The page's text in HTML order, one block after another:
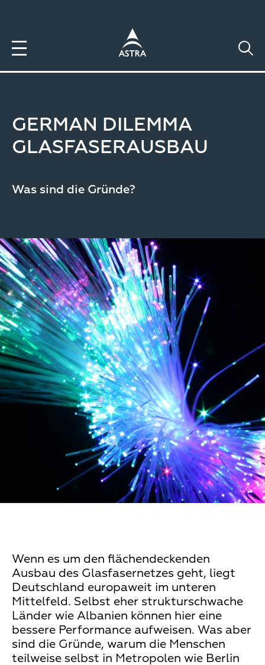
GERMAN DILEMMA
GLASFASERAUSBAU
Was sind die Gründe?
Image
Wenn es um den flächendeckenden
Ausbau des Glasfasernetzes geht, liegt
Deutschland europaweit im unteren
Mittelfeld. Selbst eher strukturschwache
Länder wie Albanien können hier eine
bessere Performance aufweisen. Was aber
sind die Gründe, warum die Menschen
teilweise selbst in Metropolen wie Berlin